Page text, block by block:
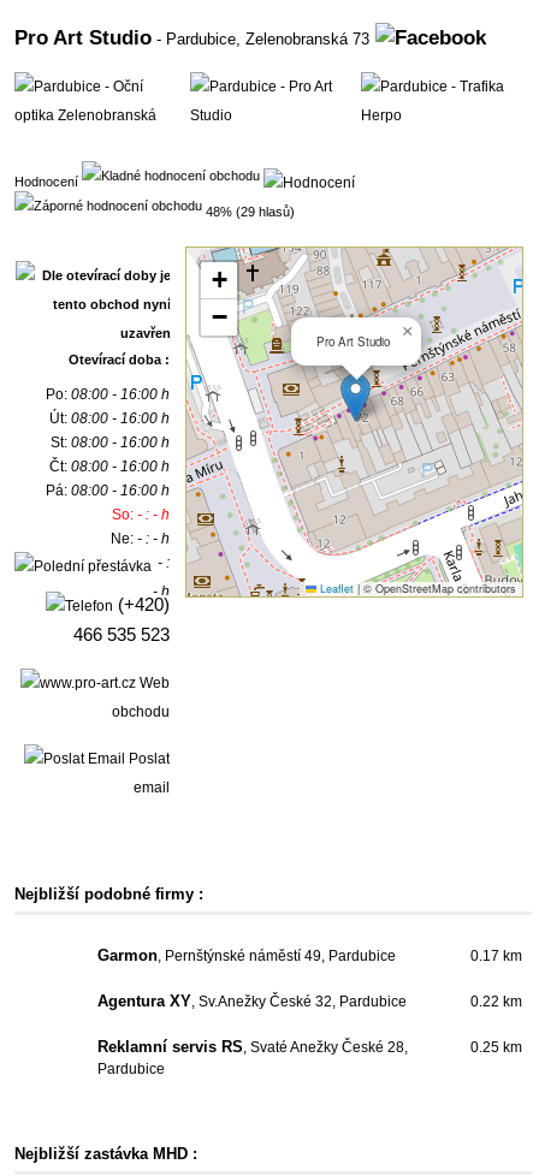
Pro Art Studio - Pardubice,Zelenobranská 73
Hodnocení
48% (29 hlasů)
Otevírací doba :
Po:08:00 - 16:00 h
Út:08:00 - 16:00 h
St:08:00 - 16:00 h
Čt:08:00 - 16:00 h
Pá:08:00 - 16:00 h
So:- : - h
Ne:- : - h
- :
- h
(+420)
466 535 523
Web
obchodu
Poslat
email
Pro Art Studio ×
+
−
Leaflet |© OpenStreetMap contributors
Nejbližší podobné firmy :
Garmon, Pernštýnské náměstí 49, Pardubice 0.17 km
Agentura XY, Sv.Anežky České 32, Pardubice 0.22 km
Reklamní servis RS, Svaté Anežky České 28,
Pardubice
0.25 km
Nejbližší zastávka MHD :